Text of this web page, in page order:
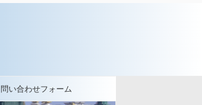
問い合わせフォーム